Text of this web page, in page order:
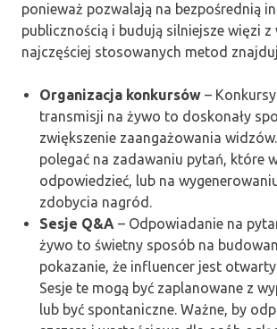
ponieważ pozwalają na bezpośrednią
publicznością i budują silniejsze więzi z
najczęściej stosowanych metod
Organizacja konkursów –
transmisji na żywo to doskonały
zwiększenie zaangażowania
polegać na zadawaniu pytań, które
odpowiedzieć, lub na
zdobycia nagród.
Sesje Q&A – Odpowiadanie na
żywo to świetny sposób na
pokazanie, że influencer jest
Sesje te mogą być zaplanowane z
lub być spontaniczne. Ważne, by